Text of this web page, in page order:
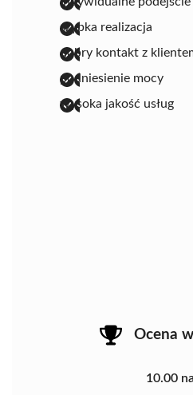
szybka realizacja
dobry kontakt z
podniesienie mocy
wysoka jakość usług
Ocena
10.00